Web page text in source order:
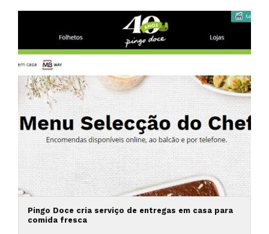
Pingo Doce cria serviço de entregas em casa para
comida fresca